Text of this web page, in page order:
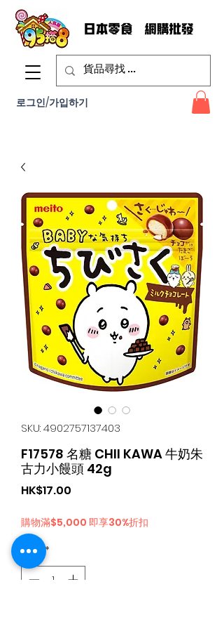
로그인/가입하기
SKU: 4902757137403
F17578 名糖 CHII KAWA 牛奶朱
古力小饅頭 42g
HK$17.00
購物滿$5,000 即享30%折扣
수량 *